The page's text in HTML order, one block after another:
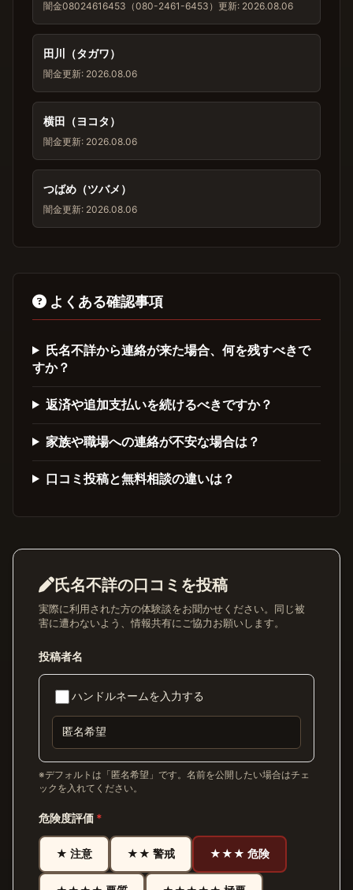
闇金08024616453（080-2461-6453） 更新: 2026.08.06
田川（タガワ）
闇金更新: 2026.08.06
横田（ヨコタ）
闇金更新: 2026.08.06
つばめ（ツバメ）
闇金更新: 2026.08.06
よくある確認事項
氏名不詳から連絡が来た場合、何を残すべきで
すか？
返済や追加支払いを続けるべきですか？
家族や職場への連絡が不安な場合は？
口コミ投稿と無料相談の違いは？
氏名不詳の口コミを投稿
実際に利用された方の体験談をお聞かせください。同じ被
害に遭わないよう、情報共有にご協力お願いします。
投稿者名
ハンドルネームを入力する
※デフォルトは「匿名希望」です。名前を公開したい場合はチェ
ックを入れてください。
危険度評価 *
★ 注意 ★★ 警戒 ★★★ 危険